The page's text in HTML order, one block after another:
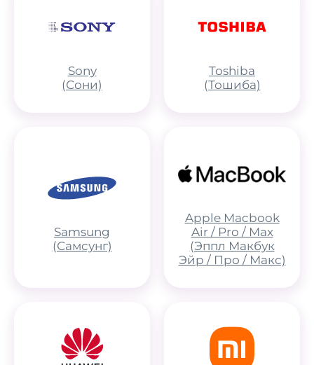
Sony
(Сони)
Toshiba
(Тошиба)
Samsung
(Самсунг)
Apple Macbook
Air / Pro / Max
(Эппл Макбук
Эйр / Про / Макс)